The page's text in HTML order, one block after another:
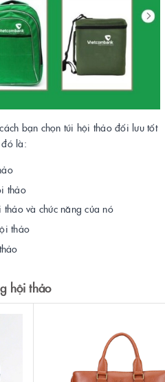
bạn chọn túi hội thảo đối lưu tốt
đó là:
thảo
và chức năng của nó
thảo
hội thảo